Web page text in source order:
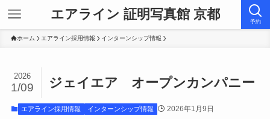
エアライン 証明写真館 京都 予約
ホーム エアライン採用情報 インターンシップ情報
ジェイエア オープンカンパニー
2026
1/09
エアライン採用情報 インターンシップ情報 2026年1月9日